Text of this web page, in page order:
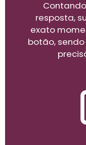
resposta,
exato
botão,